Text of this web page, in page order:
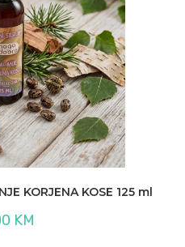
KORJENA KOSE 125 ml
KM